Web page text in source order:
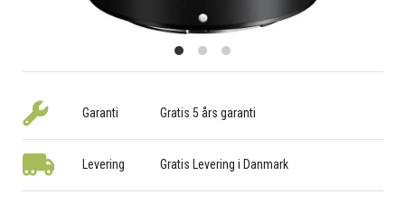
Garanti Gratis 5 års garanti
Levering Gratis Levering i Danmark